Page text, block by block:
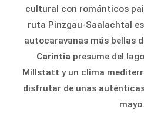
cultural con románticos
ruta Pinzgau-Saalachtal
autocaravanas más bellas
Carintiapresume del
Millstatt y un clima
disfrutar de unas
mayo.